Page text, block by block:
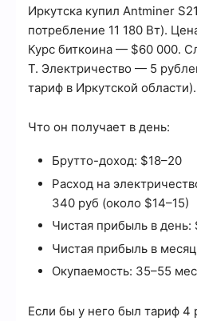
Иркутска купил Antminer
потребление 11 180 Вт).
Курс биткоина — $60 000.
T. Электричество — 5
тариф в Иркутской области).
Что он получает в день:
Брутто-доход: $18–20
Расход на
340 руб (около $14–15)
Чистая прибыль в день:
Чистая прибыль в
Окупаемость: 35–55
Если бы у него был тариф 4